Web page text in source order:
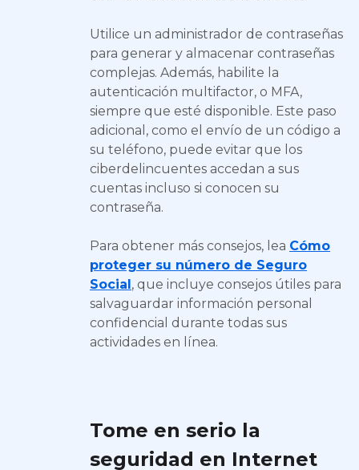
Utilice un administrador de contraseñas
para generar y almacenar contraseñas
complejas. Además, habilite la
autenticación multifactor, o MFA,
siempre que esté disponible. Este paso
adicional, como el envío de un código a
su teléfono, puede evitar que los
ciberdelincuentes accedan a sus
cuentas incluso si conocen su
contraseña.
Para obtener más consejos, lea Cómo
proteger su número de Seguro
Social, que incluye consejos útiles para
salvaguardar información personal
confidencial durante todas sus
actividades en línea.
Tome en serio la
seguridad en Internet